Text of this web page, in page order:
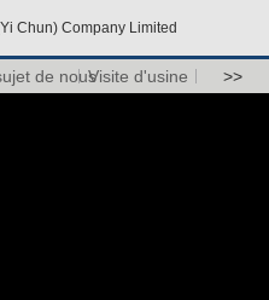
Chun) Company Limited
de nousVisite d'usine >>